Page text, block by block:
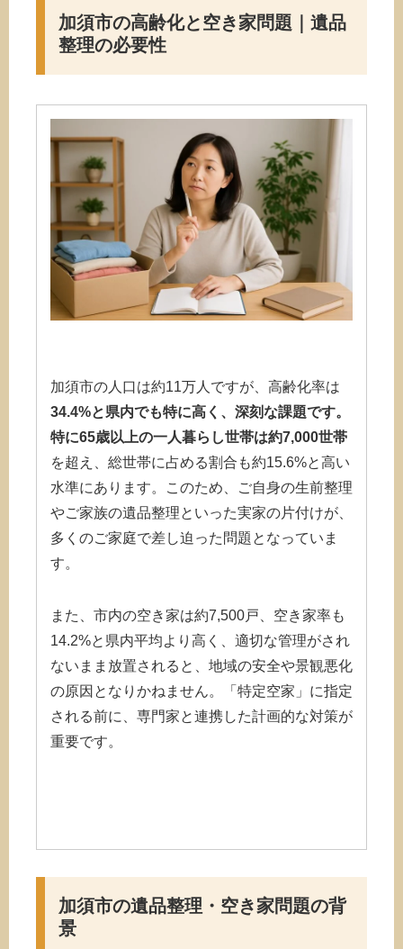
加須市の高齢化と空き家問題｜遺品
整理の必要性
加須市の人口は約11万人ですが、高齢化率は
34.4%と県内でも特に高く、深刻な課題です。
特に65歳以上の一人暮らし世帯は約7,000世帯
を超え、総世帯に占める割合も約15.6%と高い
水準にあります。このため、ご自身の生前整理
やご家族の遺品整理といった実家の片付けが、
多くのご家庭で差し迫った問題となっていま
す。
また、市内の空き家は約7,500戸、空き家率も
14.2%と県内平均より高く、適切な管理がされ
ないまま放置されると、地域の安全や景観悪化
の原因となりかねません。「特定空家」に指定
される前に、専門家と連携した計画的な対策が
重要です。
加須市の遺品整理・空き家問題の背
景